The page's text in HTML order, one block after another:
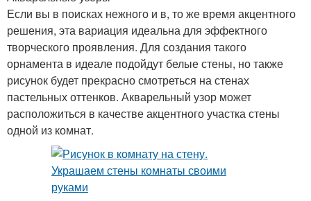
Если вы в поисках нежного и в, то же время акцентного
решения, эта вариация идеальна для эффектного
творческого проявления. Для создания такого
орнамента в идеале подойдут белые стены, но также
рисунок будет прекрасно смотреться на стенах
пастельных оттенков. Акварельный узор может
расположиться в качестве акцентного участка стены
одной из комнат.